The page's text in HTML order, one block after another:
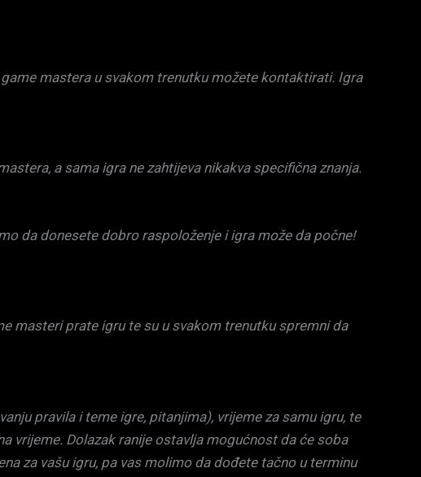
mastera u svakom trenutku možete kontaktirati. Igra
a sama igra ne zahtijeva nikakva specifična znanja.
da donesete dobro raspoloženje i igra može da počne!
masteri prate igru te su u svakom trenutku spremni da
pravila i teme igre, pitanjima), vrijeme za samu igru, te
vrijeme. Dolazak ranije ostavlja mogućnost da će soba
za vašu igru, pa vas molimo da dođete tačno u terminu